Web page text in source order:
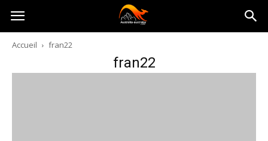
Australia-
australie.com
Accueil fran22
fran22